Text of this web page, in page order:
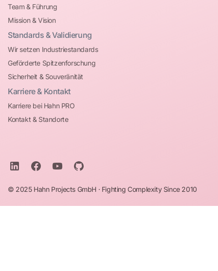
Team & Führung
Mission & Vision
Standards & Validierung
Wir setzen Industriestandards
Geförderte Spitzenforschung
Sicherheit & Souveränität
Karriere & Kontakt
Karriere bei Hahn PRO
Kontakt & Standorte
© 2025 Hahn Projects GmbH · Fighting Complexity Since 2010